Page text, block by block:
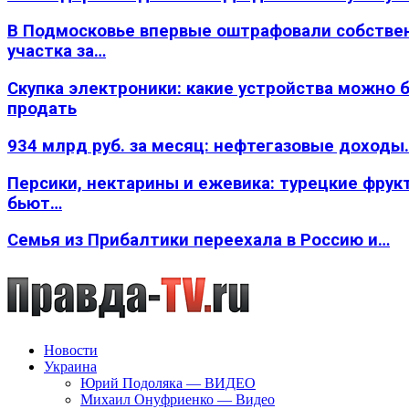
В Подмосковье впервые оштрафовали
участка за…
Скупка электроники: какие устройства можно
продать
934 млрд руб. за месяц: нефтегазовые
Персики, нектарины и ежевика: турецкие
бьют…
Семья из Прибалтики переехала в Россию и…
Новости
Украина
Юрий Подоляка — ВИДЕО
Михаил Онуфриенко — Видео